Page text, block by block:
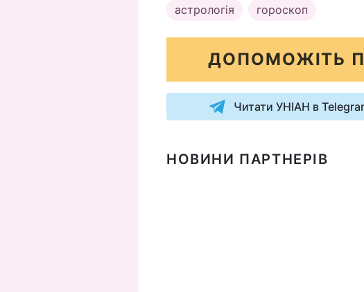
астрологія
гороскоп
ДОПОМОЖІТЬ
Читати УНІАН в
НОВИНИ ПАРТНЕРІВ